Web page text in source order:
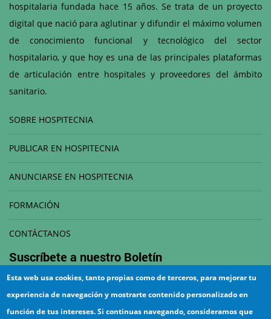
hospitalaria fundada hace 15 años. Se trata de un proyecto
digital que nació para aglutinar y difundir el máximo volumen
de conocimiento funcional y tecnológico del sector
hospitalario, y que hoy es una de las principales plataformas
de articulación entre hospitales y proveedores del ámbito
sanitario.
SOBRE HOSPITECNIA
PUBLICAR EN HOSPITECNIA
ANUNCIARSE EN HOSPITECNIA
FORMACIÓN
CONTÁCTANOS
Suscríbete a nuestro Boletín
Esta web usa cookies, tanto propias como de terceros, para mejorar tu
experiencia de navegación y mostrarte contenido personalizado en
función de tus intereses. Si continuas navegando, consideramos que